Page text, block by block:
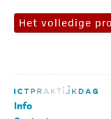
Het volledige
Info